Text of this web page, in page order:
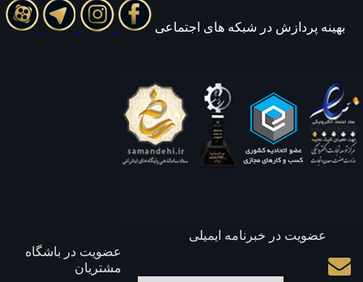
پردازش در شبکه های اجتماعی
در خبرنامه ایمیلی
عضویت در باشگاه
مشتریان